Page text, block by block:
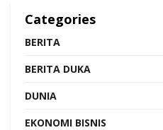
Categories
BERITA
BERITA DUKA
DUNIA
EKONOMI BISNIS